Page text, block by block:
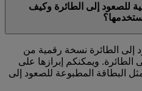
للصعود إلى الطائرة وكيف
إلى الطائرة نسخة رقمية من
الطائرة. ويمكنكم إبرازها على
البطاقة المطبوعة للصعود إلى